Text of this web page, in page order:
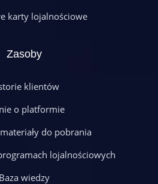
karty lojalnościowe
Zasoby
klientów
o platformie
do pobrania
lojalnościowych
Baza wiedzy